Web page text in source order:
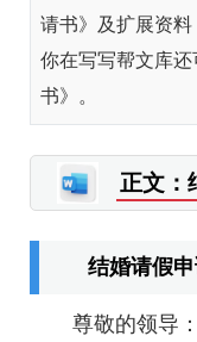
请书》及扩展资
你在写写帮文库
书》。
正文：
结婚请假
尊敬的领导：